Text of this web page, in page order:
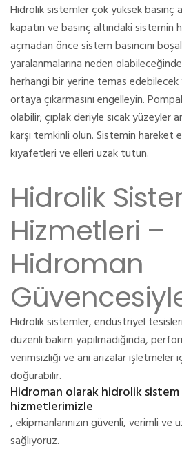
Hidrolik sistemler çok yüksek basınç
kapatın ve basınç altındaki sistemin
açmadan önce sistem basıncını
yaralanmalarına neden
herhangi bir yerine temas edebilecek
ortaya çıkarmasını engelleyin.
olabilir; çıplak deriyle sıcak yüzeyler
karşı temkinli olun. Sistemin hareket
kıyafetleri ve elleri uzak tutun.
Hidrolik
Hizmetleri –
Hidroman
Hidrolik sistemler, endüstriyel
düzenli bakım yapılmadığında,
verimsizliği ve ani arızalar işletmeler
doğurabilir.
Hidroman olarak hidrolik sistem
hizmetlerimizle
, ekipmanlarınızın güvenli, verimli ve
sağlıyoruz.